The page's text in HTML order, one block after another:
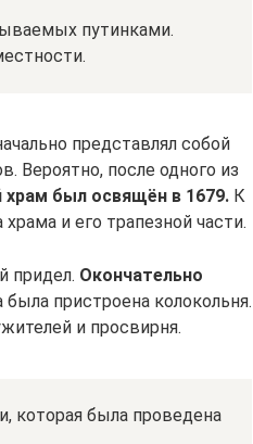
путинками.
представлял собой
Вероятно, после одного из
храм был освящён в 1679. К
и его трапезной части.
придел. Окончательно
была пристроена колокольня.
и просвирня.
которая была проведена